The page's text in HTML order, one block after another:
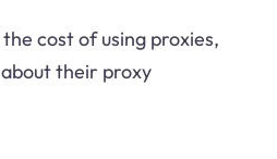
cost of using proxies,
their proxy